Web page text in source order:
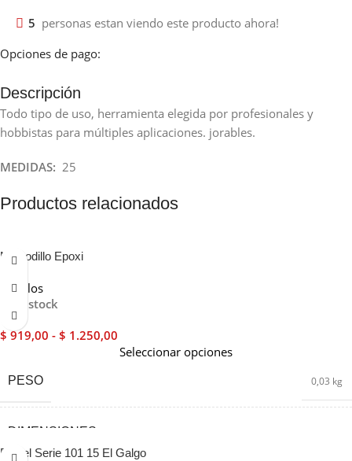
5 personas estan viendo este producto ahora!
Opciones de pago:
Descripción
Todo tipo de uso, herramienta elegida por profesionales y
hobbistas para múltiples aplicaciones. jorables.
MEDIDAS: 25
Productos relacionados
Minirodillo Epoxi
Rodillos
En stock
$ 919,00 - $ 1.250,00
Seleccionar opciones
PESO 0,03 kg
DIMENSIONES
Pincel Serie 101 15 El Galgo